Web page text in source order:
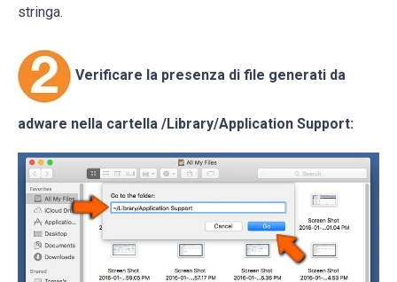
stringa.
Verificare la presenza di file generati da
adware nella cartella /Library/Application Support: